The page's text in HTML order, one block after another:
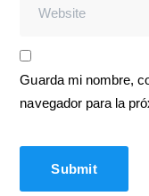
Guarda mi nombre,
navegador para la